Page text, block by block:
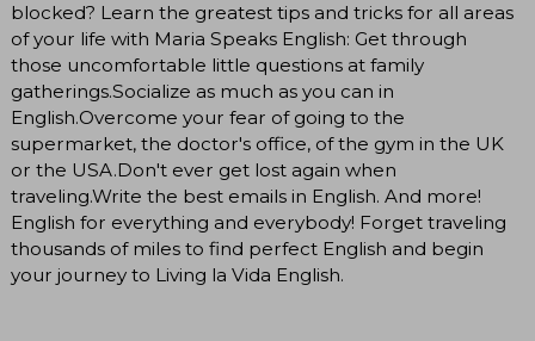
blocked? Learn the greatest tips and tricks for all areas
of your life with Maria Speaks English: Get through
those uncomfortable little questions at family
gatherings.Socialize as much as you can in
English.Overcome your fear of going to the
supermarket, the doctor's office, of the gym in the UK
or the USA.Don't ever get lost again when
traveling.Write the best emails in English. And more!
English for everything and everybody! Forget traveling
thousands of miles to find perfect English and begin
your journey to Living la Vida English.